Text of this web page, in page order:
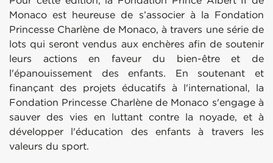
Monaco est heureuse de s’associer à la Fondation
Princesse Charlène de Monaco, à travers une série de
lots qui seront vendus aux enchères afin de soutenir
leurs actions en faveur du bien-être et de
l'épanouissement des enfants. En soutenant et
finançant des projets éducatifs à l'international, la
Fondation Princesse Charlène de Monaco s'engage à
sauver des vies en luttant contre la noyade, et à
développer l'éducation des enfants à travers les
valeurs du sport.